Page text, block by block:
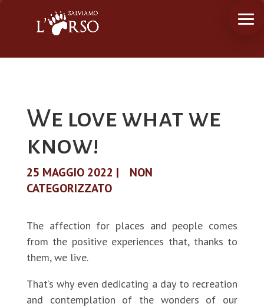
We love what we
know!
25 MAGGIO 2022 |
NON
CATEGORIZZATO
The affection for places and people comes
from the positive experiences that, thanks to
them, we live.
That’s why even dedicating a day to recreation
and contemplation of the wonders of our